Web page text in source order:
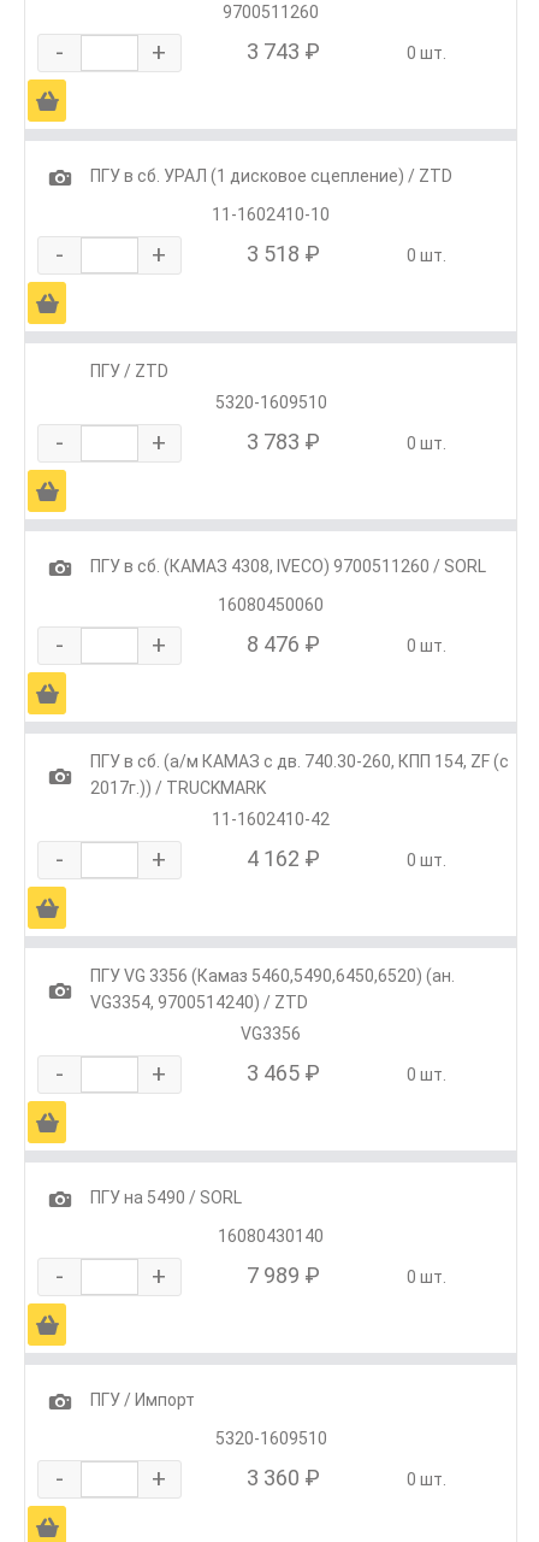
9700511260
- + 3 743 ₽ 0 шт.
Ä
1
ПГУ в сб. УРАЛ (1 дисковое сцепление) / ZTD
11-1602410-10
- + 3 518 ₽ 0 шт.
Ä
ПГУ / ZTD
5320-1609510
- + 3 783 ₽ 0 шт.
Ä
1
ПГУ в сб. (КАМАЗ 4308, IVECO) 9700511260 / SORL
16080450060
- + 8 476 ₽ 0 шт.
Ä
1
ПГУ в сб. (а/м КАМАЗ с дв. 740.30-260, КПП 154, ZF (с
2017г.)) / TRUCKMARK
11-1602410-42
- + 4 162 ₽ 0 шт.
Ä
1
ПГУ VG 3356 (Камаз 5460,5490,6450,6520) (ан.
VG3354, 9700514240) / ZTD
VG3356
- + 3 465 ₽ 0 шт.
Ä
1
ПГУ на 5490 / SORL
16080430140
- + 7 989 ₽ 0 шт.
Ä
1
ПГУ / Импорт
5320-1609510
- + 3 360 ₽ 0 шт.
Ä